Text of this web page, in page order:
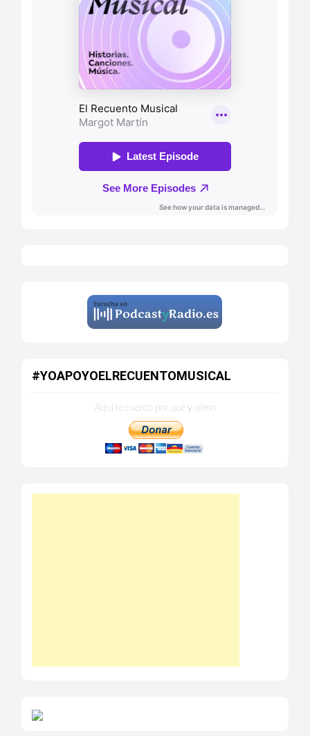
#YOAPOYOELRECUENTOMUSICAL
Aquí te cuento por qué y cómo